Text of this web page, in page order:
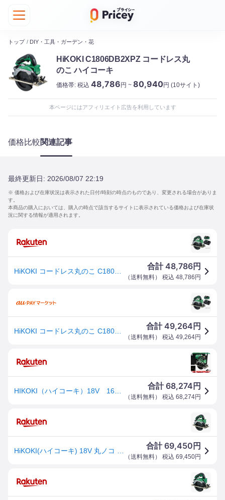
トップ / DIY・工具・ガーデン・花
HiKOKI C1806DB2XPZ コードレス丸
のこ ハイコーキ
価格帯: 税込 48,786円 ~ 80,940円 (10サイト)
本ページにはアフィリエイト広告を利用しています
価格比較関連記事
最終更新日: 2026/08/07 22:19
※ 価格および在庫状況は表示された日付/時刻の時点のものであり、変更される場合がありま
す。
本商品の購入においては、購入の時点で該当するサイトに表示されている価格および在庫状
況に関する情報が適用されます。
合計48,786円
（送料無料） 税込 48,786 円
合計49,264 円
（送料無料） 税込 49,264円
合計68,274 円
（送料無料） 税込 68,274円
合計69,450 円
（送料無料） 税込 69,450円